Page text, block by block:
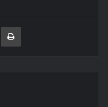
E-Posta ile paylaş Yazdır